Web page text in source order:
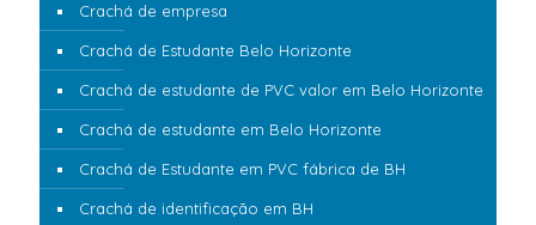
Crachá de empresa
Crachá de Estudante Belo Horizonte
Crachá de estudante de PVC valor em Belo Horizonte
Crachá de estudante em Belo Horizonte
Crachá de Estudante em PVC fábrica de BH
Crachá de identificação em BH